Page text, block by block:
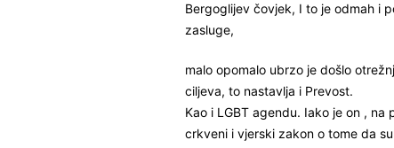
Bergoglijev čovjek, I to je odmah i
zasluge,
malo opomalo ubrzo je došlo
ciljeva, to nastavlja i Prevost.
Kao i LGBT agendu. Iako je on ,
crkveni i vjerski zakon o tome da